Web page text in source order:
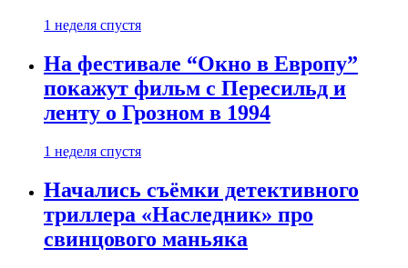
1 неделя спустя
На фестивале “Окно в Европу”
покажут фильм с Пересильд и
ленту о Грозном в 1994
1 неделя спустя
Начались съёмки детективного
триллера «Наследник» про
свинцового маньяка